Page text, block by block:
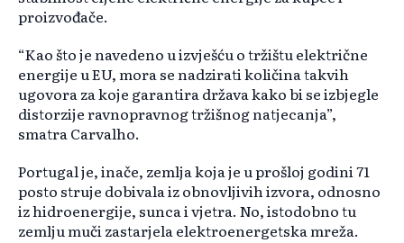
proizvođače.
“Kao što je navedeno u izvješću o tržištu električne
energije u EU, mora se nadzirati količina takvih
ugovora za koje garantira država kako bi se izbjegle
distorzije ravnopravnog tržišnog natjecanja”,
smatra Carvalho.
Portugal je, inače, zemlja koja je u prošloj godini 71
posto struje dobivala iz obnovljivih izvora, odnosno
iz hidroenergije, sunca i vjetra. No, istodobno tu
zemlju muči zastarjela elektroenergetska mreža.